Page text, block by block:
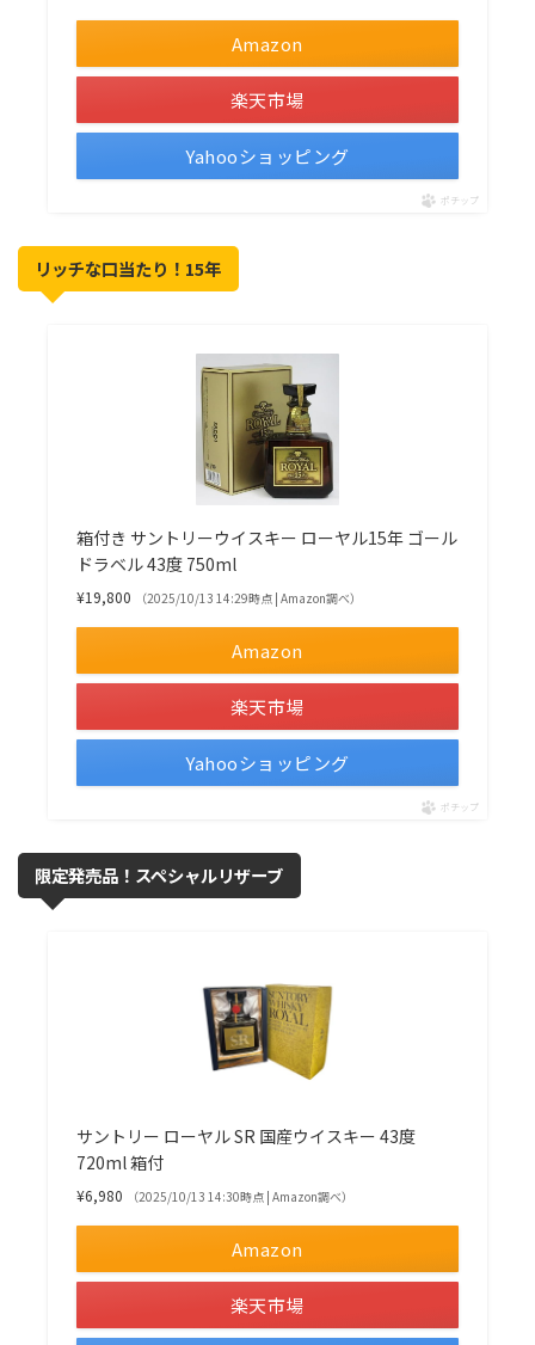
Amazon
楽天市場
Yahooショッピング
ポチップ
リッチな口当たり！15年
箱付き サントリーウイスキー ローヤル15年 ゴール
ドラベル 43度 750ml
¥19,800 （2025/10/13 14:29時点 | Amazon調べ）
Amazon
楽天市場
Yahooショッピング
ポチップ
限定発売品！スペシャルリザーブ
サントリー ローヤル SR 国産ウイスキー 43度
720ml 箱付
¥6,980 （2025/10/13 14:30時点 | Amazon調べ）
Amazon
楽天市場